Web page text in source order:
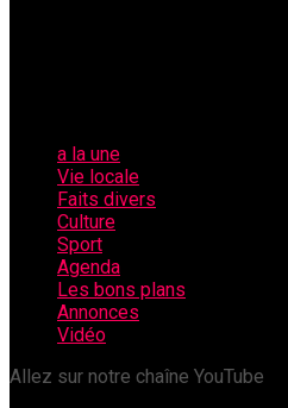
a la une
Vie locale
Faits divers
Culture
Sport
Agenda
Les bons plans
Annonces
Vidéo
Allez sur notre chaîne YouTube